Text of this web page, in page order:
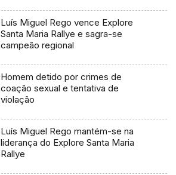
Luís Miguel Rego vence Explore
Santa Maria Rallye e sagra-se
campeão regional
Homem detido por crimes de
coação sexual e tentativa de
violação
Luís Miguel Rego mantém-se na
liderança do Explore Santa Maria
Rallye